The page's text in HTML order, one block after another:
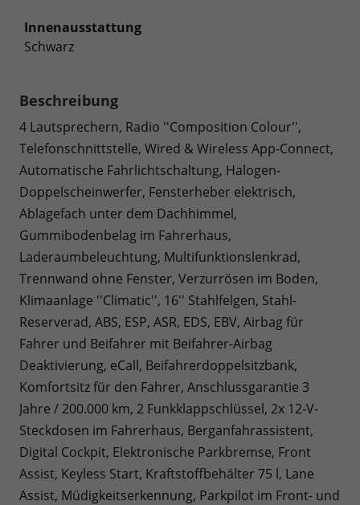
Innenausstattung
Schwarz
Beschreibung
4 Lautsprechern, Radio ''Composition Colour'',
Telefonschnittstelle, Wired & Wireless App-Connect,
Automatische Fahrlichtschaltung, Halogen-
Doppelscheinwerfer, Fensterheber elektrisch,
Ablagefach unter dem Dachhimmel,
Gummibodenbelag im Fahrerhaus,
Laderaumbeleuchtung, Multifunktionslenkrad,
Trennwand ohne Fenster, Verzurrösen im Boden,
Klimaanlage ''Climatic'', 16'' Stahlfelgen, Stahl-
Reserverad, ABS, ESP, ASR, EDS, EBV, Airbag für
Fahrer und Beifahrer mit Beifahrer-Airbag
Deaktivierung, eCall, Beifahrerdoppelsitzbank,
Komfortsitz für den Fahrer, Anschlussgarantie 3
Jahre / 200.000 km, 2 Funkklappschlüssel, 2x 12-V-
Steckdosen im Fahrerhaus, Berganfahrassistent,
Digital Cockpit, Elektronische Parkbremse, Front
Assist, Keyless Start, Kraftstoffbehälter 75 l, Lane
Assist, Müdigkeitserkennung, Parkpilot im Front- und